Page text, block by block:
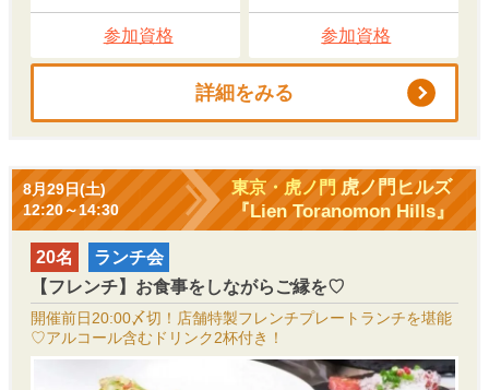
参加資格 参加資格
詳細をみる
8月29日(土)
12:20～14:30
東京・虎ノ門虎ノ門ヒルズ
『Lien Toranomon Hills』
20名
ランチ会
【フレンチ】お食事をしながらご縁を♡
開催前日20:00〆切！店舗特製フレンチプレートランチを堪能
♡アルコール含むドリンク2杯付き！